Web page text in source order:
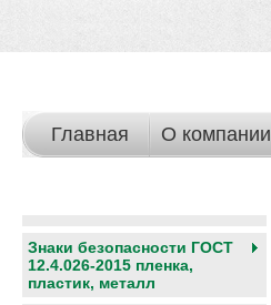
Главная О компании
Знаки безопасности ГОСТ
12.4.026-2015 пленка,
пластик, металл